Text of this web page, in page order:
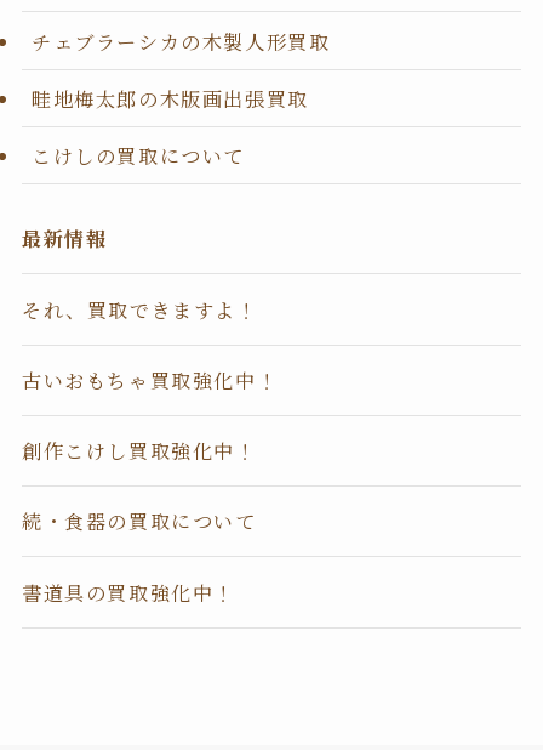
チェブラーシカの木製人形買取
畦地梅太郎の木版画出張買取
こけしの買取について
最新情報
それ、買取できますよ！
古いおもちゃ買取強化中！
創作こけし買取強化中！
続・食器の買取について
書道具の買取強化中！